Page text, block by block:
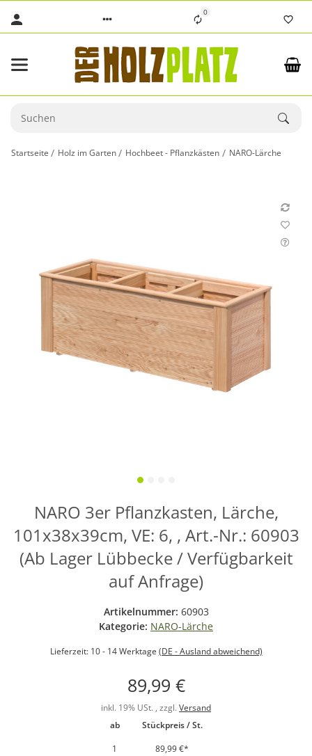
0
Startseite Holz im Garten Hochbeet - Pflanzkästen NARO-Lärche
NARO 3er Pflanzkasten, Lärche,
101x38x39cm, VE: 6, , Art.-Nr.: 60903
(Ab Lager Lübbecke / Verfügbarkeit
auf Anfrage)
Artikelnummer: 60903
Kategorie: NARO-Lärche
Lieferzeit: 10 - 14 Werktage (DE - Ausland abweichend)
89,99 €
inkl. 19% USt. , zzgl. Versand
ab
Stückpreis / St.
1
89,99 €*